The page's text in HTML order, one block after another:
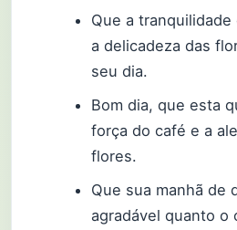
Que a
a delicadeza das
seu dia.
Bom dia, que esta
força do café e a
flores.
Que sua manhã de
agradável quanto o